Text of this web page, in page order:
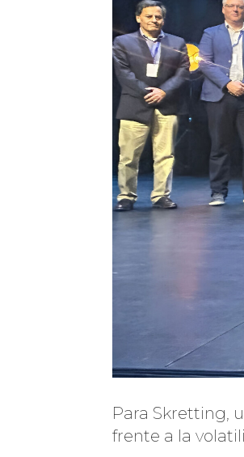
Para Skretting,
frente a la